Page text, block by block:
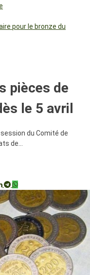
pour le bronze du
pièces de
le 5 avril
du Comité de
de…